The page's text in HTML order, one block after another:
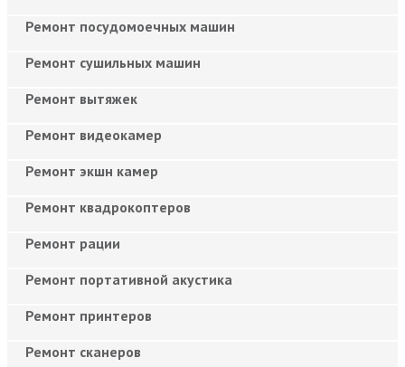
Ремонт посудомоечных машин
Ремонт сушильных машин
Ремонт вытяжек
Ремонт видеокамер
Ремонт экшн камер
Ремонт квадрокоптеров
Ремонт рации
Ремонт портативной акустика
Ремонт принтеров
Ремонт сканеров